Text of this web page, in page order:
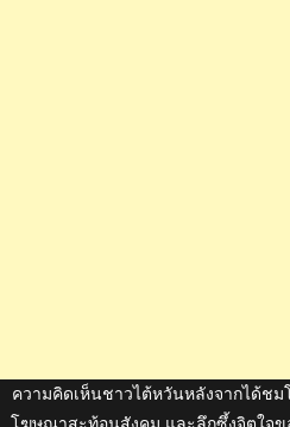
ความคิดเห็นชาวไต้หวันหลังจากได้ช